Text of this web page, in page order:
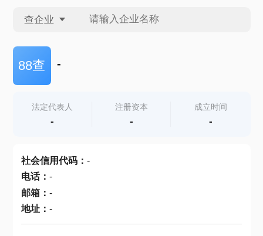
查企业
查企业
查产地
88查 -
法定代表人
-
注册资本
-
成立时间
-
社会信用代码： -
电话： -
邮箱： -
地址： -